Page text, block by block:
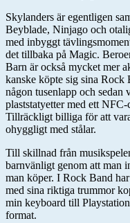
Skylanders är egentligen
Beyblade, Ninjago och
med inbyggt
det tillbaka på Magic.
Barn är också mycket mer
kanske köpte sig sina
någon tusenlapp och sedan
plaststatyetter med ett
Tillräckligt billiga för att
ohyggligt med stålar.
Till skillnad från
barnvänligt genom att man
man köper. I Rock Band
med sina riktiga trummor
min keyboard till
format.